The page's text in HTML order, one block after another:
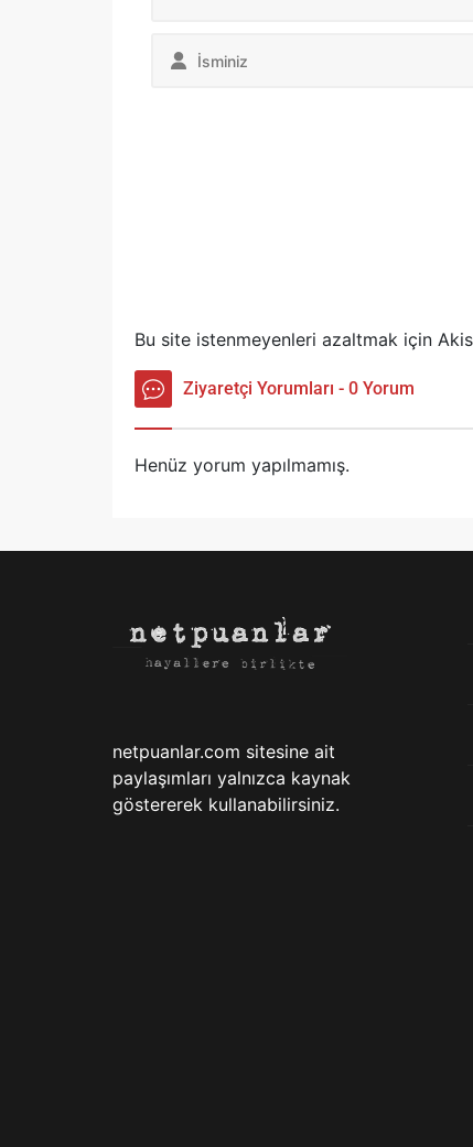
Bu site istenmeyenleri azaltmak için
Ziyaretçi Yorumları - 0 Yorum
Henüz yorum yapılmamış.
netpuanlar.com sitesine ait
paylaşımları yalnızca kaynak
göstererek kullanabilirsiniz.